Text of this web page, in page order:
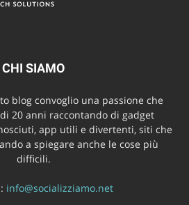
CHI SIAMO
blog convoglio una passione che
20 anni raccontando di gadget
app utili e divertenti, siti che
a spiegare anche le cose più
difficili.
info@socializziamo.net